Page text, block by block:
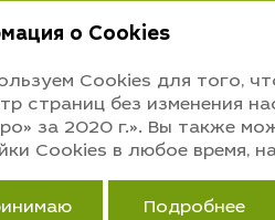
ОТЧЕТ Обзор рынка
о Cookies
Cookies для того,
страниц без изменения
за 2020 г.». Вы также
Cookies в любое время,
Подробнее